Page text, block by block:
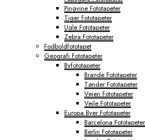
Pingvine Fototapeter
Tiger Fototapeter
Ugle Fototapeter
Zebra Fototapeter
Fodboldfototapet
Geografi Fototapeter
Byfototapeter
Brande Fototapeter
Tønder Fototapeter
Vejen Fototapeter
Vejle Fototapeter
Europa Byer Fototapeter
Barcelona Fototapeter
Berlin Fototapeter